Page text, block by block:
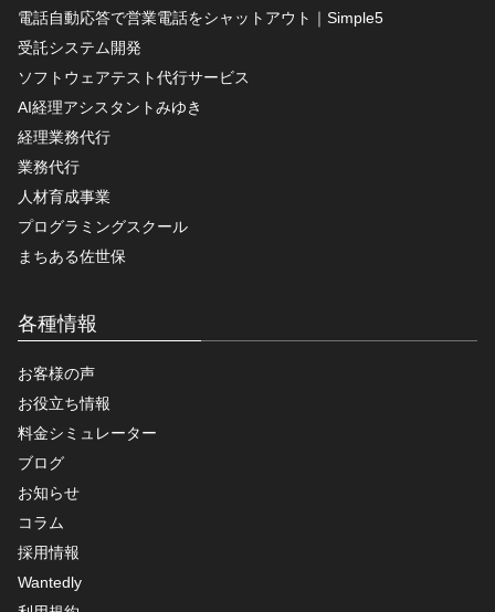
電話自動応答で営業電話をシャットアウト｜Simple5
受託システム開発
ソフトウェアテスト代行サービス
AI経理アシスタントみゆき
経理業務代行
業務代行
人材育成事業
プログラミングスクール
まちある佐世保
各種情報
お客様の声
お役立ち情報
料金シミュレーター
ブログ
お知らせ
コラム
採用情報
Wantedly